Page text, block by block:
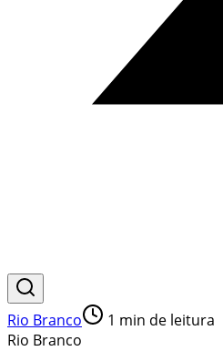
Rio Branco 1 min de leitura
Rio Branco